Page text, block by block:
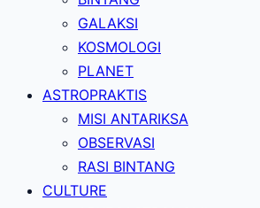
GALAKSI
KOSMOLOGI
PLANET
ASTROPRAKTIS
MISI ANTARIKSA
OBSERVASI
RASI BINTANG
CULTURE